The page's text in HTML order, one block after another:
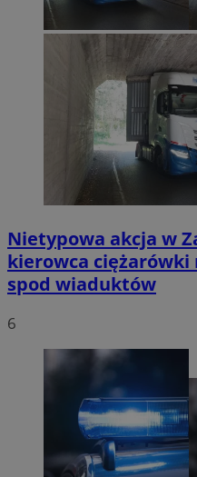
Nietypowa akcja w
kierowca ciężarówki
spod wiaduktów
6